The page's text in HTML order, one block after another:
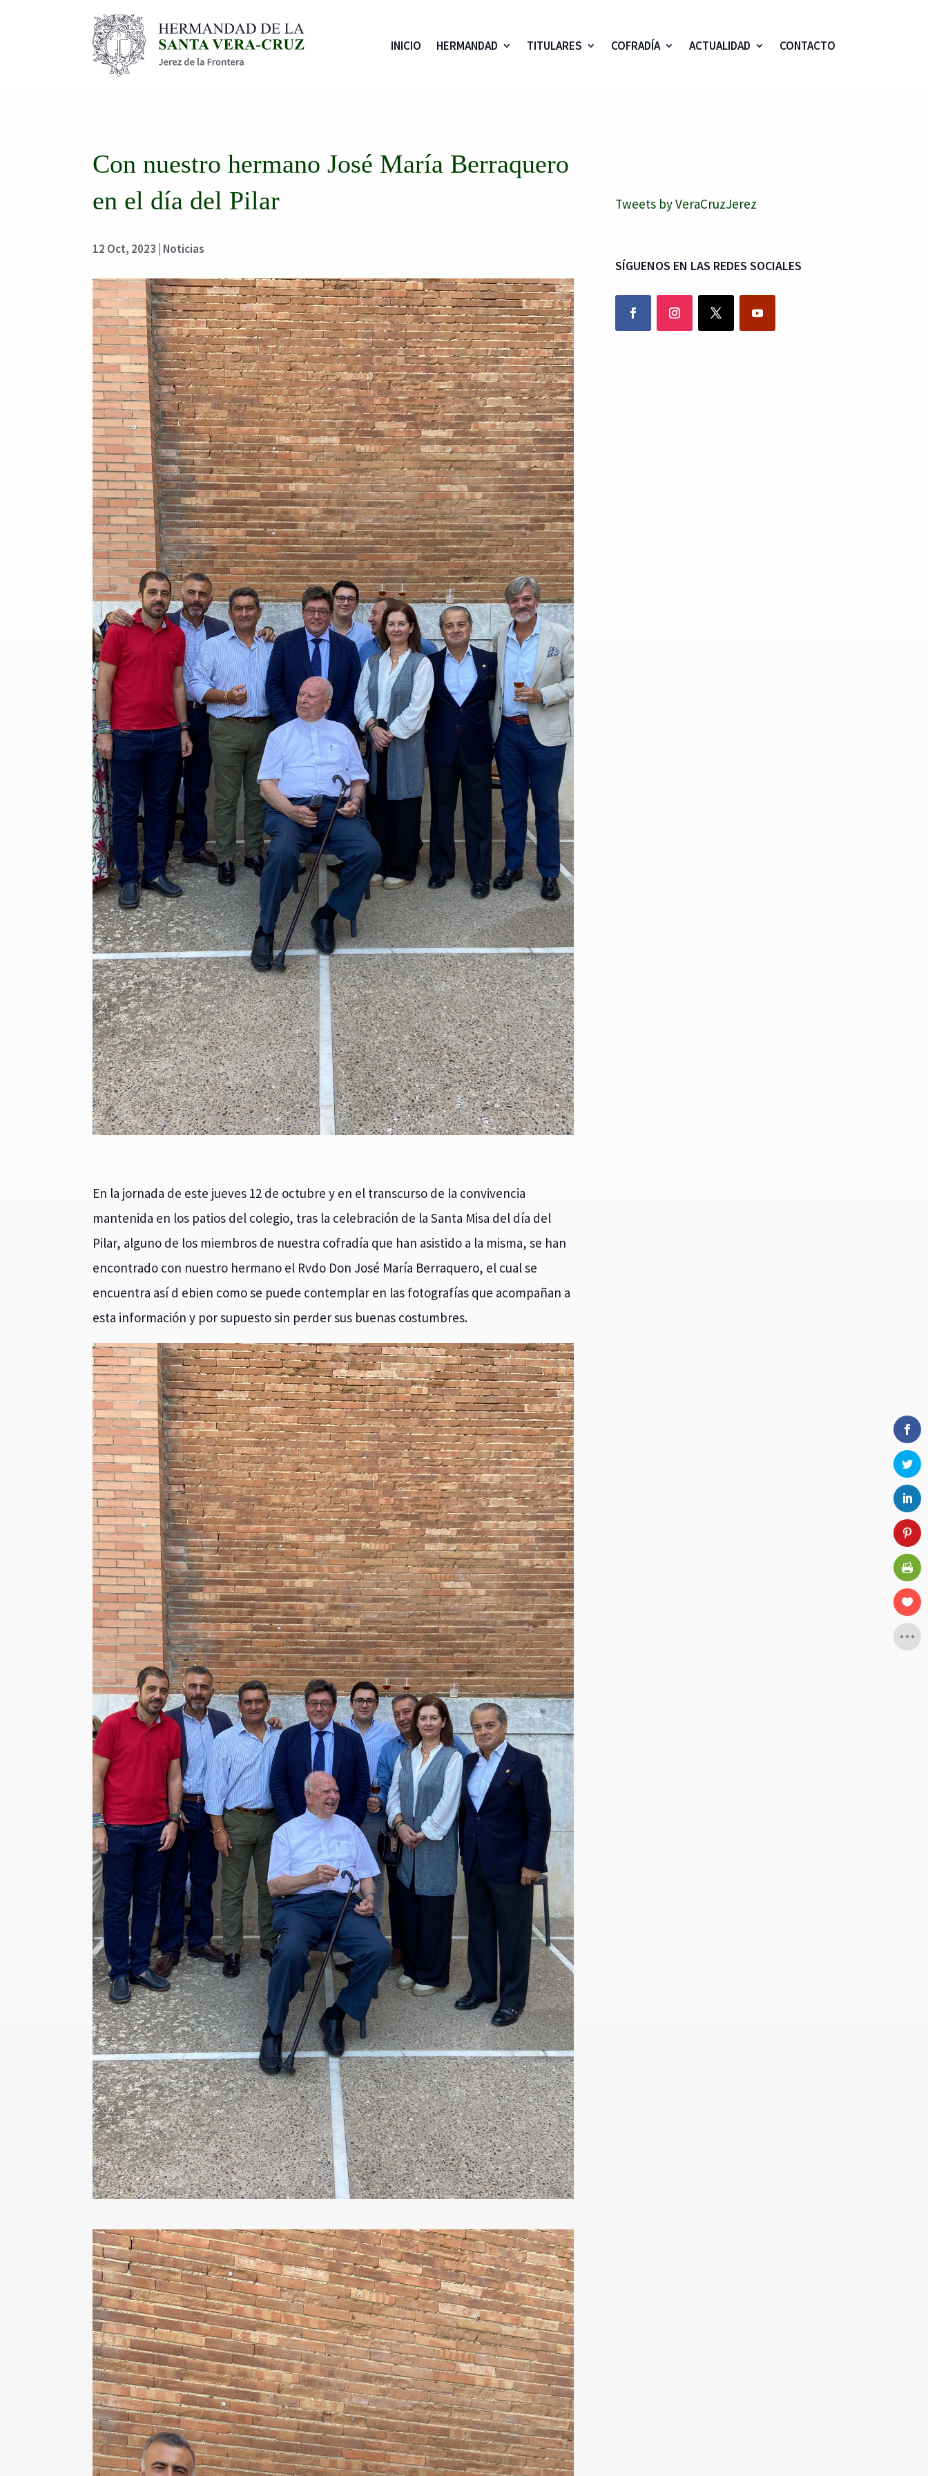
INICIO HERMANDAD TITULARES COFRADÍA ACTUALIDAD CONTACTO
Con nuestro hermano José María Berraquero
en el día del Pilar
12 Oct, 2023 Noticias
En la jornada de este jueves 12 de octubre y en el transcurso de la convivencia
mantenida en los patios del colegio, tras la celebración de la Santa Misa del día del
Pilar, alguno de los miembros de nuestra cofradía que han asistido a la misma, se han
encontrado con nuestro hermano el Rvdo Don José María Berraquero, el cual se
encuentra así d ebien como se puede contemplar en las fotografías que acompañan a
esta información y por supuesto sin perder sus buenas costumbres.
Tweets by VeraCruzJerez
SÍGUENOS EN LAS REDES SOCIALES